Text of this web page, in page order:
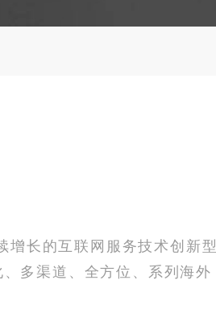
长的互联网服务技术创新型
多渠道、全方位、系列海外